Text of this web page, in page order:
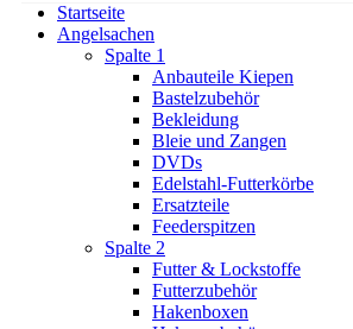
Startseite
Angelsachen
Spalte 1
Anbauteile Kiepen
Bastelzubehör
Bekleidung
Bleie und Zangen
DVDs
Edelstahl-Futterkörbe
Ersatzteile
Feederspitzen
Spalte 2
Futter & Lockstoffe
Futterzubehör
Hakenboxen